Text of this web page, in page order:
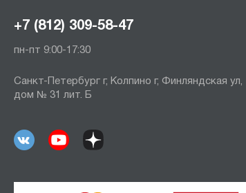
+7 (812) 309-58-47
пн-пт 9:00-17:30
Санкт-Петербург г, Колпино г, Финляндская ул,
дом № 31 лит. Б